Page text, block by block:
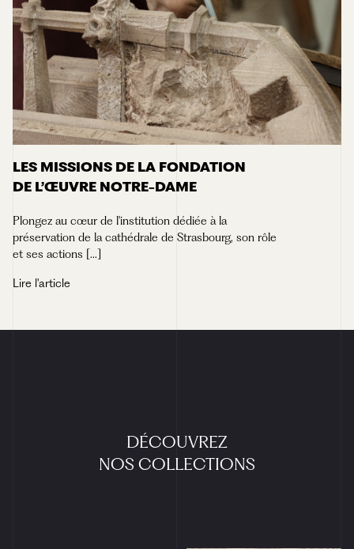
LES MISSIONS DE LA FONDATION
DE L’ŒUVRE NOTRE-DAME
Plongez au cœur de l'institution dédiée à la
préservation de la cathédrale de Strasbourg, son rôle
et ses actions [...]
Lire l'article
DÉCOUVREZ
NOS COLLECTIONS